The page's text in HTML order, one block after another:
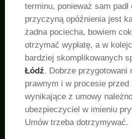
terminu, ponieważ sam
przyczyną opóźnienia jest
żadna pociecha, bowiem
otrzymać wypłatę, a w
bardziej skomplikowanych
Łódź. Dobrze przygotowani
prawnym i w procesie
wynikające z umowy
ubezpieczyciel w imieniu
Umów trzeba dotrzymywać.